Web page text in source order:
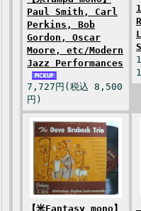
Paul Smith, Carl
Perkins, Bob
Gordon, Oscar
Moore, etc/Modern
Jazz Performances
7,727円(税込 8,500
円)
【米Fantasy mono】